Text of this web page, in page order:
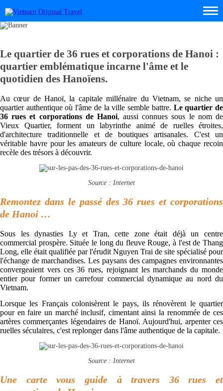
Le quartier de 36 rues et corporations de Hanoi :
quartier emblématique incarne l'âme et le
quotidien des Hanoïens.
Au cœur de Hanoï, la capitale millénaire du Vietnam, se niche un
quartier authentique où l'âme de la ville semble battre. Le quartier de
36 rues et corporations de Hanoi, aussi connues sous le nom de
Vieux Quartier, forment un labyrinthe animé de ruelles étroites,
d'architecture traditionnelle et de boutiques artisanales. C'est un
véritable havre pour les amateurs de culture locale, où chaque recoin
recèle des trésors à découvrir.
Source : Internet
Remontez dans le passé des 36 rues et corporations
de Hanoi …
Sous les dynasties Ly et Tran, cette zone était déjà un centre
commercial prospère. Située le long du fleuve Rouge, à l'est de Thang
Long, elle était qualifiée par l'érudit Nguyen Trai de site spécialisé pour
l'échange de marchandises. Les paysans des campagnes environnantes
convergeaient vers ces 36 rues, rejoignant les marchands du monde
entier pour former un carrefour commercial dynamique au nord du
Vietnam.
Lorsque les Français colonisèrent le pays, ils rénovèrent le quartier
pour en faire un marché inclusif, cimentant ainsi la renommée de ces
artères commerçantes légendaires de Hanoï. Aujourd'hui, arpenter ces
ruelles séculaires, c'est replonger dans l'âme authentique de la capitale.
Source : Internet
Une carte vous guide à travers 36 rues et